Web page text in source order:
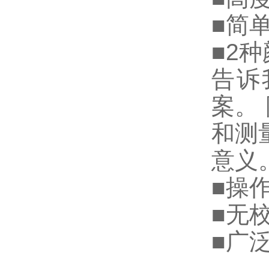
■简
■2种
告诉
案。
和测
意义
■操
■无
■广